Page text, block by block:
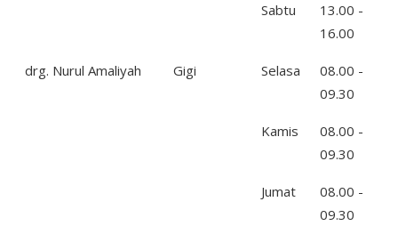
Sabtu
13.00 -
16.00
drg. Nurul Amaliyah Gigi Selasa
08.00 -
09.30
Kamis
08.00 -
09.30
Jumat
08.00 -
09.30